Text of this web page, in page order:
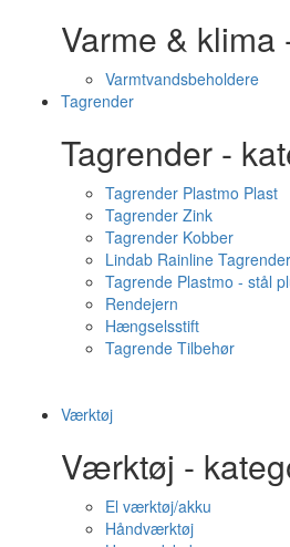
Varme &
Varmtvandsbeholdere
Tagrender
Tagrender -
Tagrender Plastmo Plast
Tagrender Zink
Tagrender Kobber
Lindab Rainline Tagrender
Tagrende Plastmo - stål
Rendejern
Hængselsstift
Tagrende Tilbehør
Værktøj
Værktøj -
El værktøj/akku
Håndværktøj